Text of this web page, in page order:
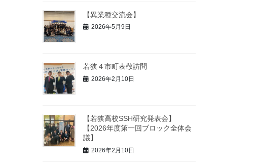
【異業種交流会】
2026年5月9日
若狭４市町表敬訪問
2026年2月10日
【若狭高校SSH研究発表会】
【2026年度第一回ブロック全体会
議】
2026年2月10日